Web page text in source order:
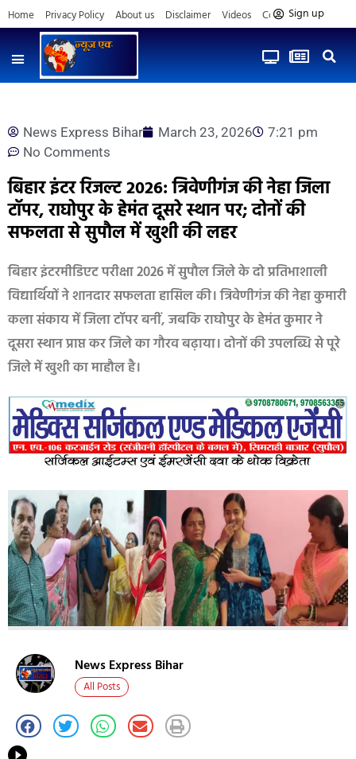
Home Privacy Policy About us Disclaimer Videos Contact us
Sign up
News Express Bihar March 23, 2026
7:21 pm
No Comments
बिहार इंटर रिजल्ट 2026: त्रिवेणीगंज की नेहा जिला
टॉपर, राघोपुर के हेमंत दूसरे स्थान पर; दोनों की
सफलता से सुपौल में खुशी की लहर
बिहार इंटरमीडिएट परीक्षा 2026 में सुपौल जिले के दो प्रतिभाशाली
विद्यार्थियों ने शानदार सफलता हासिल की। त्रिवेणीगंज की नेहा कुमारी
कला संकाय में जिला टॉपर बनीं, जबकि राघोपुर के हेमंत कुमार ने
दूसरा स्थान प्राप्त कर जिले का गौरव बढ़ाया। दोनों की उपलब्धि से पूरे
जिले में खुशी का माहौल है।
News Express Bihar
All Posts